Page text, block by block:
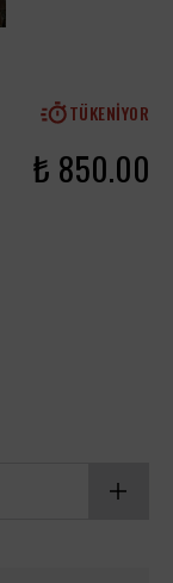
TÜKENIYOR
₺ 850.00